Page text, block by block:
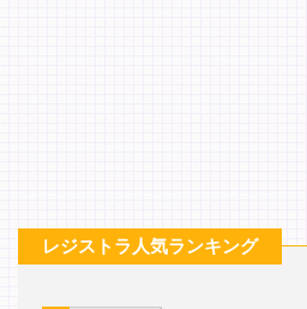
レジストラ人気ランキング